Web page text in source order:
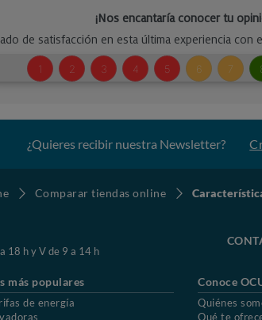
¿Quieres recibir nuestra Newsletter?
Comparar tiendas online
18 h y V de 9 a 14 h
más populares
de energía
Conoce
Quiénes
Qué te